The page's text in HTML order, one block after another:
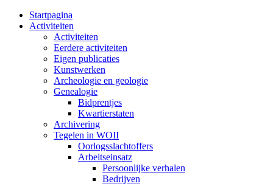
Startpagina
Activiteiten
Activiteiten
Eerdere activiteiten
Eigen publicaties
Kunstwerken
Archeologie en geologie
Genealogie
Bidprentjes
Kwartierstaten
Archivering
Tegelen in WOII
Oorlogsslachtoffers
Arbeitseinsatz
Persoonlijke verhalen
Bedrijven